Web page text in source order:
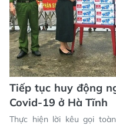
Tiếp tục huy động
Covid-19 ở Hà Tĩnh
Thực hiện lời kêu gọi